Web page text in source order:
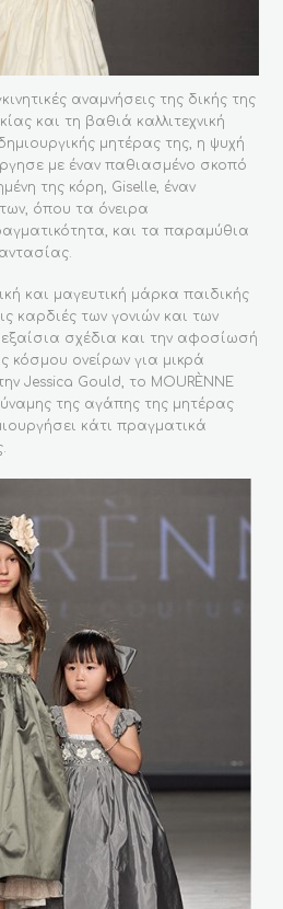
αναμνήσεις της δικής της
και τη βαθιά καλλιτεχνική
μητέρας της, η ψυχή
με έναν παθιασμένο σκοπό
της κόρη, Giselle, έναν
όπου τα όνειρα
και τα παραμύθια
και μαγευτική μάρκα παιδικής
καρδιές των γονιών και των
σχέδια και την αφοσίωσή
κόσμου ονείρων για μικρά
Jessica Gould, το MOURÈNNE
της αγάπης της μητέρας
κάτι πραγματικά